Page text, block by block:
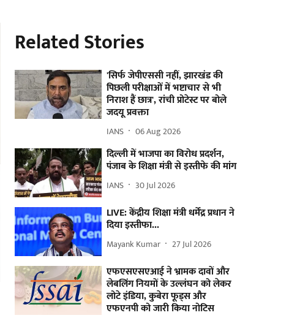
Related Stories
'सिर्फ जेपीएससी नहीं, झारखंड की
पिछली परीक्षाओं में भष्टाचार से भी
निराश हैं छात्र', रांची प्रोटेस्ट पर बोले
जदयू प्रवक्ता
IANS 06 Aug 2026
दिल्ली में भाजपा का विरोध प्रदर्शन,
पंजाब के शिक्षा मंत्री से इस्तीफे की मांग
IANS 30 Jul 2026
LIVE: केंद्रीय शिक्षा मंत्री धर्मेंद्र प्रधान ने
दिया इस्तीफा...
Mayank Kumar 27 Jul 2026
एफएसएसएआई ने भ्रामक दावों और
लेबलिंग नियमों के उल्लंघन को लेकर
लोटे इंडिया, कुबेरा फूड्स और
एफएनपी को जारी किया नोटिस